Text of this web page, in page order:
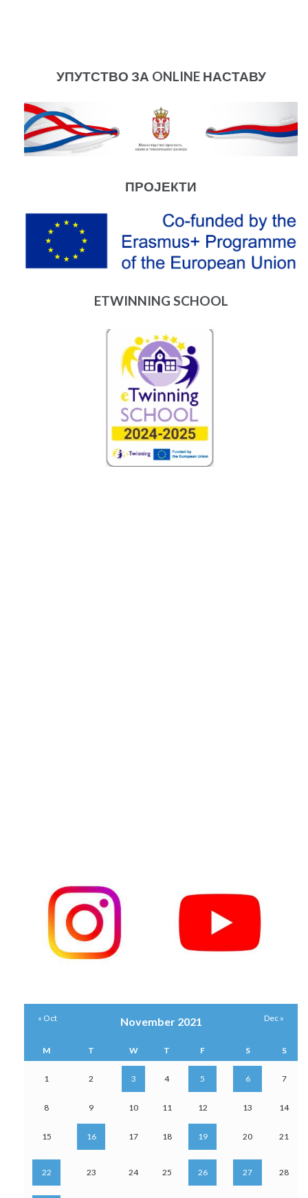
УПУТСТВО ЗА ONLINE НАСТАВУ
ПРОЈЕКТИ
ETWINNING SCHOOL
November 2021
M T W T F S S
1 2 3 4 5 6 7
8 9 10 11 12 13 14
15 16 17 18 19 20 21
22 23 24 25 26 27 28
« Oct Dec »